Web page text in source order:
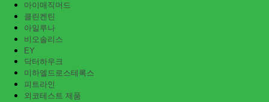
마이매직머드
클린켄틴
아일루나
비오솔리스
EY
닥터하우크
미하엘드로스테록스
피트라인
외코테스트 제품